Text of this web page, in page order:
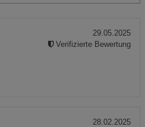
29.05.2025
Verifizierte Bewertung
28.02.2025